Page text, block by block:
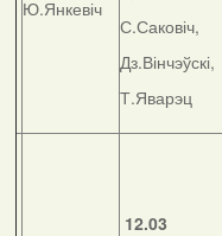
Ю.Янкевіч
С.Саковіч,
Дз.Вінчэўскі,
Т.Яварэц
12.03